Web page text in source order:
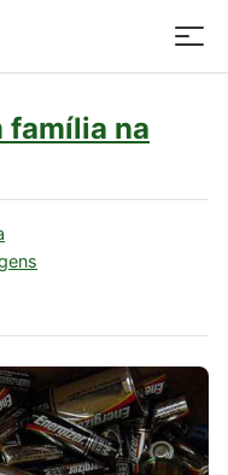
família na